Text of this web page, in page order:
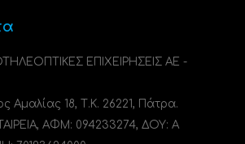
ΕΠΙΧΕΙΡΗΣΕΙΣ ΑΕ -
Αμαλίας 18, Τ.Κ. 26221, Πάτρα.
ΑΦΜ: 094233274, ΔΟΥ: A